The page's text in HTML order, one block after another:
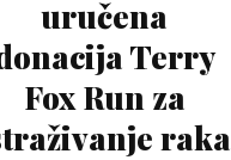
uručena
Terry
Fox Run za
raka